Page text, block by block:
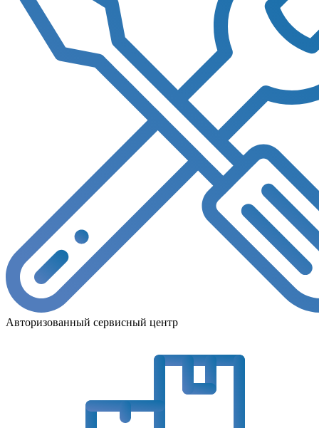
Авторизованный сервисный центр